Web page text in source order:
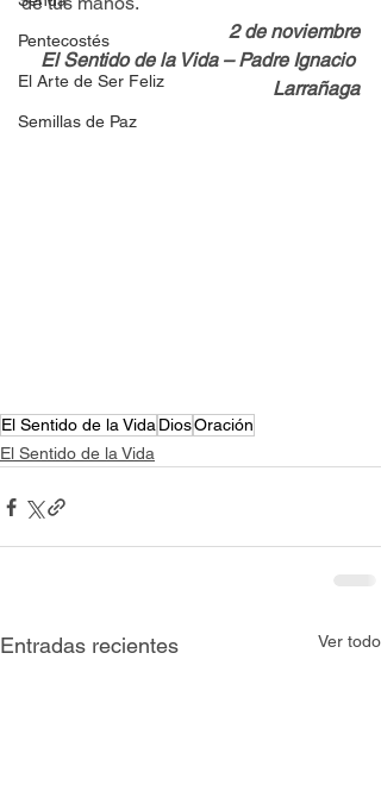
Pentecostés
El Arte de Ser Feliz
Semillas de Paz
2 de noviembre
El Sentido de la Vida – Padre Ignacio
Larrañaga
El Sentido de la VidaDiosOración
El Sentido de la Vida
Entradas recientes Ver todo